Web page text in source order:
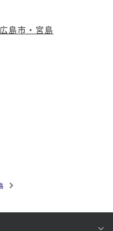
広島市・宮島